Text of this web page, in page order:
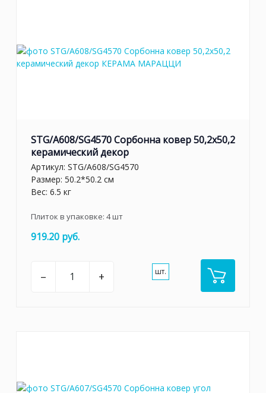
STG/A608/SG4570 Сорбонна ковер 50,2x50,2
керамический декор
Артикул: STG/A608/SG4570
Размер: 50.2*50.2 см
Вес: 6.5 кг
Плиток в упаковке: 4шт
919.20 руб.
– + шт.